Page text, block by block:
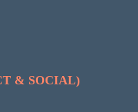
& SOCIAL)